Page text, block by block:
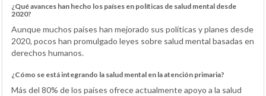
¿Qué avances han hecho los países en políticas de salud mental desde
2020?
Aunque muchos países han mejorado sus políticas y planes desde
2020, pocos han promulgado leyes sobre salud mental basadas en
derechos humanos.
¿Cómo se está integrando la salud mental en la atención primaria?
Más del 80% de los países ofrece actualmente apoyo a la salud